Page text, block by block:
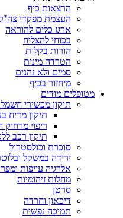
הרצאות כיף
העצמת מפקדי
ארגז כלים להוראה
בכוחי להצליח
הורות בקלות
הטרדה מינית
סמים ולא נהנים
מיחזור בכיף
מטופלים מודים
תיקון מכשירי
תיקון מדיח
ריפוי
תיקון רכב
סוכרת וכולסטרול
ירידה במשקל
אלרגיה עייפות
מחלות זיהומיות
סרטן
דיכאון וחרדה
תמיכה נפשית